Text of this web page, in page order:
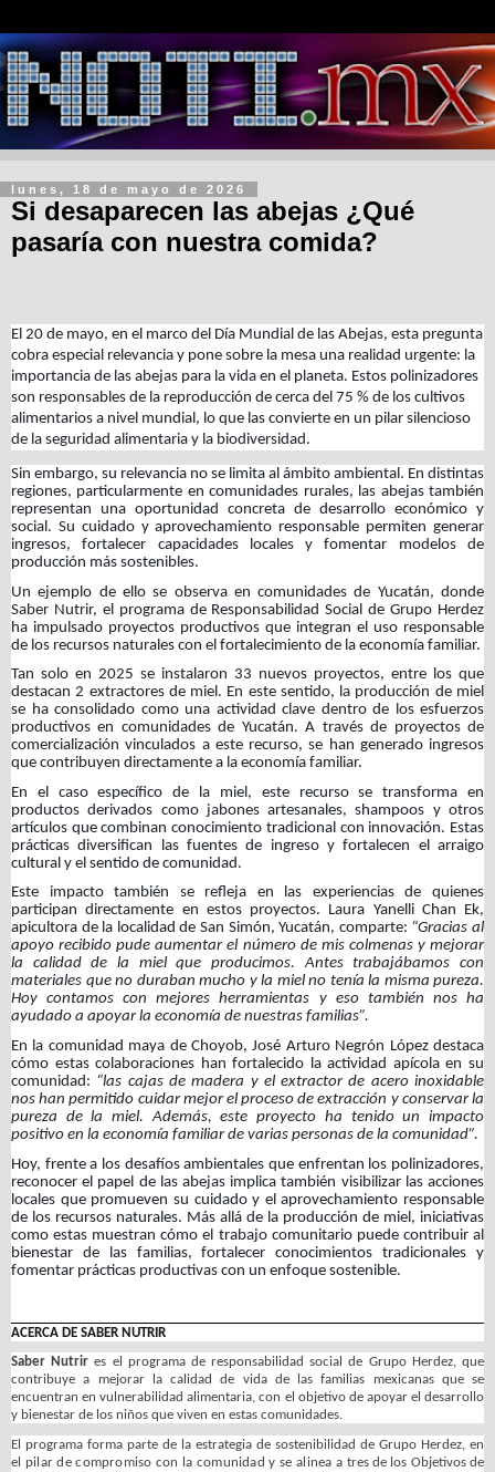
lunes, 18 de mayo de 2026
Si desaparecen las abejas ¿Qué
pasaría con nuestra comida?
El 20 de mayo, en el marco del Día Mundial de las Abejas, esta pregunta
cobra especial relevancia y pone sobre la mesa una realidad urgente: la
importancia de las abejas para la vida en el planeta. Estos polinizadores
son responsables de la reproducción de cerca del 75 % de los cultivos
alimentarios a nivel mundial, lo que las convierte en un pilar silencioso
de la seguridad alimentaria y la biodiversidad.
Sin embargo, su relevancia no se limita al ámbito ambiental. En distintas
regiones, particularmente en comunidades rurales, las abejas también
representan una oportunidad concreta de desarrollo económico y
social. Su cuidado y aprovechamiento responsable permiten generar
ingresos, fortalecer capacidades locales y fomentar modelos de
producción más sostenibles.
Un ejemplo de ello se observa en comunidades de Yucatán, donde
Saber Nutrir, el programa de Responsabilidad Social de Grupo Herdez
ha impulsado proyectos productivos que integran el uso responsable
de los recursos naturales con el fortalecimiento de la economía familiar.
Tan solo en 2025 se instalaron 33 nuevos proyectos, entre los que
destacan 2 extractores de miel. En este sentido, la producción de miel
se ha consolidado como una actividad clave dentro de los esfuerzos
productivos en comunidades de Yucatán. A través de proyectos de
comercialización vinculados a este recurso, se han generado ingresos
que contribuyen directamente a la economía familiar.
En el caso específico de la miel, este recurso se transforma en
productos derivados como jabones artesanales, shampoos y otros
artículos que combinan conocimiento tradicional con innovación. Estas
prácticas diversifican las fuentes de ingreso y fortalecen el arraigo
cultural y el sentido de comunidad.
Este impacto también se refleja en las experiencias de quienes
participan directamente en estos proyectos. Laura Yanelli Chan Ek,
apicultora de la localidad de San Simón, Yucatán, comparte: “Gracias al
apoyo recibido pude aumentar el número de mis colmenas y mejorar
la calidad de la miel que producimos. Antes trabajábamos con
materiales que no duraban mucho y la miel no tenía la misma pureza.
Hoy contamos con mejores herramientas y eso también nos ha
ayudado a apoyar la economía de nuestras familias”.
En la comunidad maya de Choyob, José Arturo Negrón López destaca
cómo estas colaboraciones han fortalecido la actividad apícola en su
comunidad: “las cajas de madera y el extractor de acero inoxidable
nos han permitido cuidar mejor el proceso de extracción y conservar la
pureza de la miel. Además, este proyecto ha tenido un impacto
positivo en la economía familiar de varias personas de la comunidad”.
Hoy, frente a los desafíos ambientales que enfrentan los polinizadores,
reconocer el papel de las abejas implica también visibilizar las acciones
locales que promueven su cuidado y el aprovechamiento responsable
de los recursos naturales. Más allá de la producción de miel, iniciativas
como estas muestran cómo el trabajo comunitario puede contribuir al
bienestar de las familias, fortalecer conocimientos tradicionales y
fomentar prácticas productivas con un enfoque sostenible.
ACERCA DE SABER NUTRIR
Saber Nutrir es el programa de responsabilidad social de Grupo Herdez, que
contribuye a mejorar la calidad de vida de las familias mexicanas que se
encuentran en vulnerabilidad alimentaria, con el objetivo de apoyar el desarrollo
y bienestar de los niños que viven en estas comunidades.
El programa forma parte de la estrategia de sostenibilidad de Grupo Herdez, en
el pilar de compromiso con la comunidad y se alinea a tres de los Objetivos de